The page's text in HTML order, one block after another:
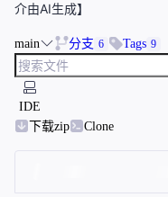
介由AI生成】
main 分支 6 Tags 9
IDE
下载zip
Clone